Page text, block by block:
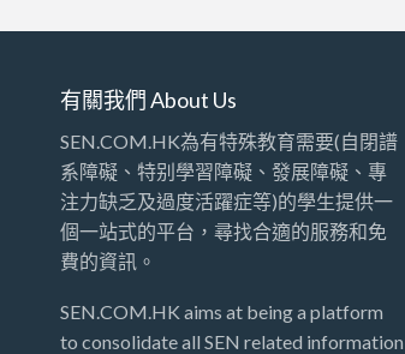
有關我們 About Us
SEN.COM.HK為有特殊教育需要(自閉譜
系障礙、特别學習障礙、發展障礙、專
注力缺乏及過度活躍症等)的學生提供一
個一站式的平台，尋找合適的服務和免
費的資訊。
SEN.COM.HK aims at being a platform
to consolidate all SEN related information